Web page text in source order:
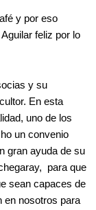
y por eso
feliz por lo
y su
En esta
uno de los
un convenio
gran ayuda de su
para que
sean capaces de
en nosotros para